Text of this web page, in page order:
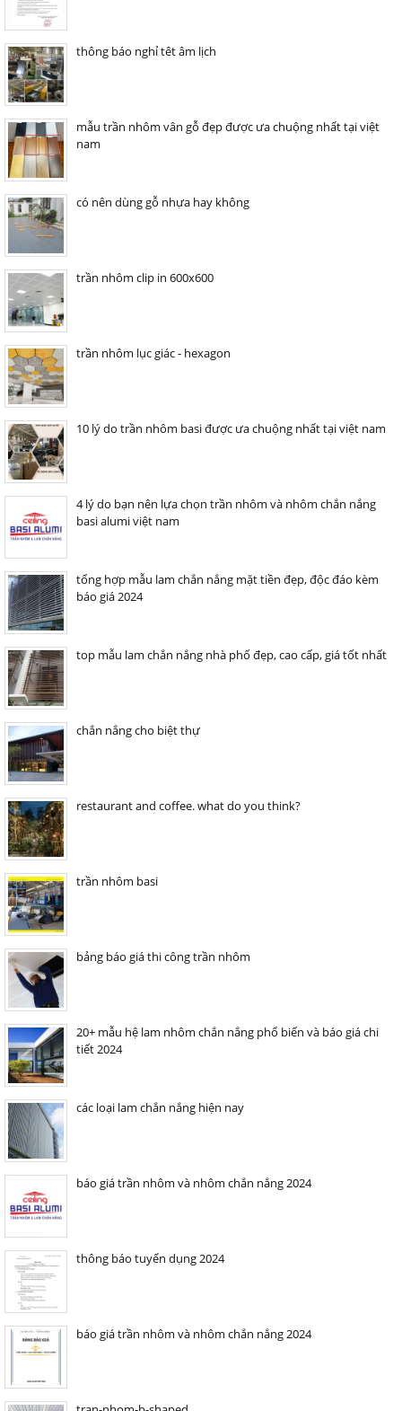
thông báo nghỉ têt âm lịch
mẫu trần nhôm vân gỗ đẹp được ưa chuộng nhất tại việt
nam
có nên dùng gỗ nhựa hay không
trần nhôm clip in 600x600
trần nhôm lục giác - hexagon
10 lý do trần nhôm basi được ưa chuộng nhất tại việt nam
4 lý do bạn nên lựa chọn trần nhôm và nhôm chắn nắng
basi alumi việt nam
tổng hợp mẫu lam chắn nắng mặt tiền đẹp, độc đáo kèm
báo giá 2024
top mẫu lam chắn nắng nhà phố đẹp, cao cấp, giá tốt nhất
chắn nắng cho biệt thự
restaurant and coffee. what do you think?
trần nhôm basi
bảng báo giá thi công trần nhôm
20+ mẫu hệ lam nhôm chắn nắng phổ biến và báo giá chi
tiết 2024
các loại lam chắn nắng hiện nay
báo giá trần nhôm và nhôm chắn nắng 2024
thông báo tuyển dụng 2024
báo giá trần nhôm và nhôm chắn nắng 2024